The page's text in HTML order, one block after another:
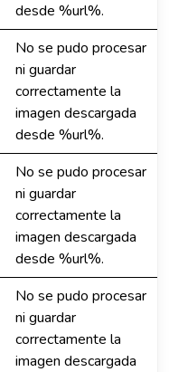
desde %url%.
No se pudo procesar
ni guardar
correctamente la
imagen descargada
desde %url%.
No se pudo procesar
ni guardar
correctamente la
imagen descargada
desde %url%.
No se pudo procesar
ni guardar
correctamente la
imagen descargada